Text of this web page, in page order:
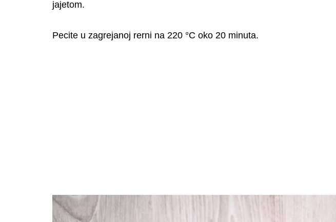
jajetom.
Pecite u zagrejanoj rerni na 220 °C oko 20 minuta.